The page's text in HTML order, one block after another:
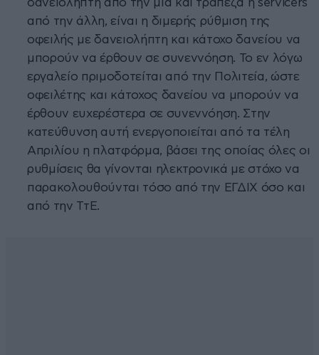
δανειολήπτη από την μία και τράπεζα ή servicers
από την άλλη, είναι η διμερής ρύθμιση της
οφειλής με δανειολήπτη και κάτοχο δανείου να
μπορούν να έρθουν σε συνεννόηση. Το εν λόγω
εργαλείο πριμοδοτείται από την Πολιτεία, ώστε
οφειλέτης και κάτοχος δανείου να μπορούν να
έρθουν ευχερέστερα σε συνεννόηση. Στην
κατεύθυνση αυτή ενεργοποιείται από τα τέλη
Απριλίου η πλατφόρμα, βάσει της οποίας όλες οι
ρυθμίσεις θα γίνονται ηλεκτρονικά με στόχο να
παρακολουθούνται τόσο από την ΕΓΔΙΧ όσο και
από την ΤτΕ.